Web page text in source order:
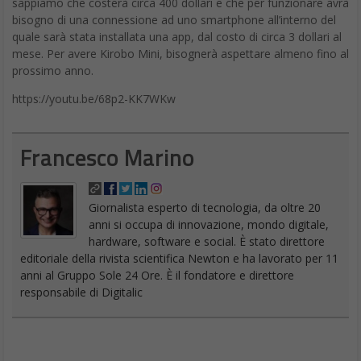
sappiamo che costerà circa 400 dollari e che per funzionare avrà
bisogno di una connessione ad uno smartphone all’interno del
quale sarà stata installata una app, dal costo di circa 3 dollari al
mese. Per avere Kirobo Mini, bisognerà aspettare almeno fino al
prossimo anno.
https://youtu.be/68p2-KK7WKw
Francesco Marino
Giornalista esperto di tecnologia, da oltre 20
anni si occupa di innovazione, mondo digitale,
hardware, software e social. È stato direttore
editoriale della rivista scientifica Newton e ha lavorato per 11
anni al Gruppo Sole 24 Ore. È il fondatore e direttore
responsabile di Digitalic